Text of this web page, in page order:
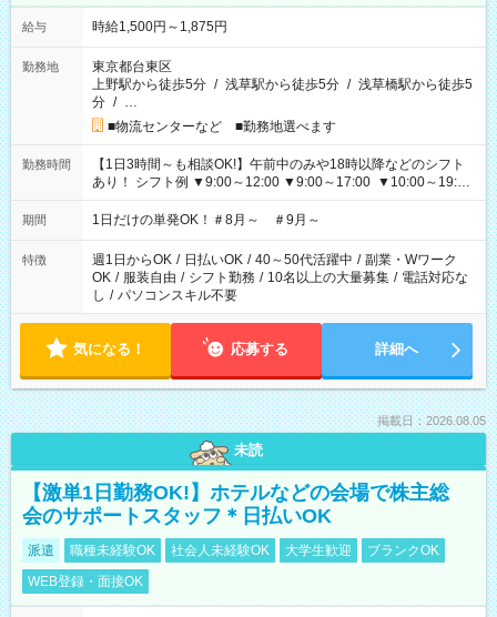
給与 時給1,500円～1,875円
勤務地
東京都台東区
上野駅から徒歩5分 / 浅草駅から徒歩5分 / 浅草橋駅から徒歩5
分 / …
■物流センターなど ■勤務地選べます
勤務時間
【1日3時間～も相談OK!】午前中のみや18時以降などのシフト
あり！ シフト例 ▼9:00～12:00 ▼9:00～17:00 ▼10:00～19:00
▼18:00～21:00
期間 1日だけの単発OK！＃8月～ ＃9月～
特徴 週1日からOK / 日払いOK / 40～50代活躍中 / 副業・Wワーク
OK / 服装自由 / シフト勤務 / 10名以上の大量募集 / 電話対応な
し / パソコンスキル不要
気になる！ 応募する 詳細へ
掲載日：2026.08.05
未読
【激単1日勤務OK!】ホテルなどの会場で株主総
会のサポートスタッフ＊日払いOK
派遣 職種未経験OK 社会人未経験OK 大学生歓迎
ブランクOK
WEB登録・面接OK